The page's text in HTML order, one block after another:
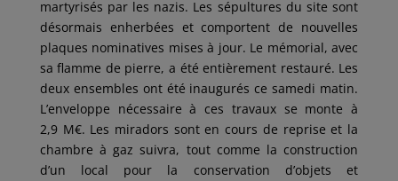
martyrisés par les nazis. Les sépultures du site sont
désormais enherbées et comportent de nouvelles
plaques nominatives mises à jour. Le mémorial, avec
sa flamme de pierre, a été entièrement restauré. Les
deux ensembles ont été inaugurés ce samedi matin.
L’enveloppe nécessaire à ces travaux se monte à
2,9 M€. Les miradors sont en cours de reprise et la
chambre à gaz suivra, tout comme la construction
d’un local pour la conservation d’objets et